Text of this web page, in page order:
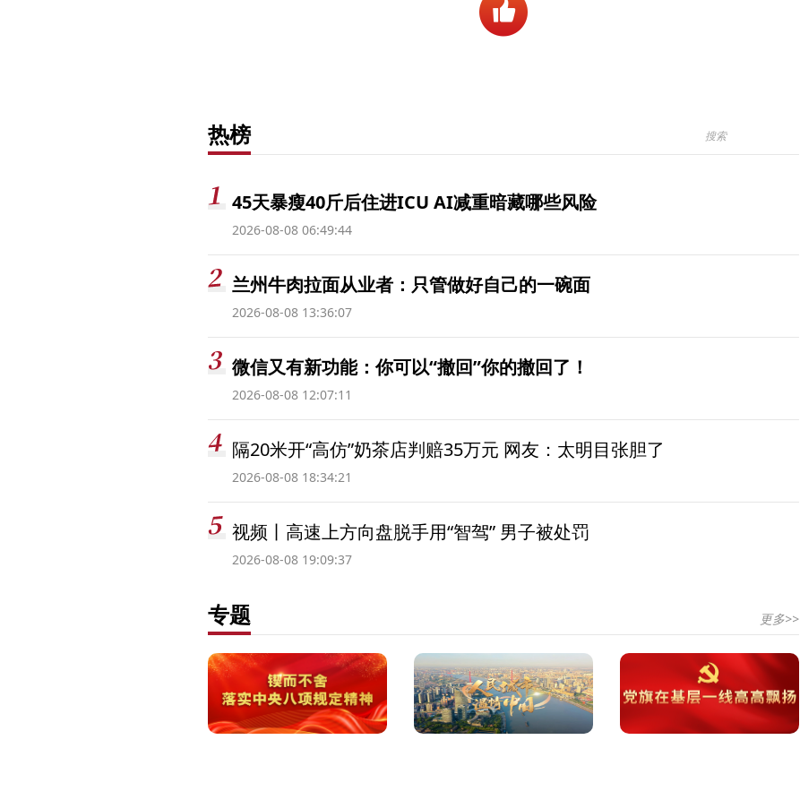
热榜
45天暴瘦40斤后住进ICU AI减重暗藏哪些风险
2026-08-08 06:49:44
兰州牛肉拉面从业者：只管做好自己的一碗面
2026-08-08 13:36:07
微信又有新功能：你可以“撤回”你的撤回了！
2026-08-08 12:07:11
隔20米开“高仿”奶茶店判赔35万元 网友：太明目张胆了
2026-08-08 18:34:21
视频丨高速上方向盘脱手用“智驾” 男子被处罚
2026-08-08 19:09:37
专题 更多>>